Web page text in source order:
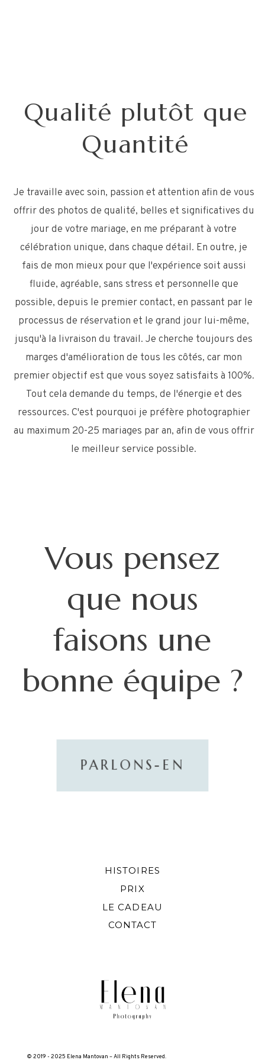
Qualité plutôt que
Quantité
Je travaille avec soin, passion et attention afin de vous
offrir des photos de qualité, belles et significatives du
jour de votre mariage, en me préparant à votre
célébration unique, dans chaque détail. En outre, je
fais de mon mieux pour que l'expérience soit aussi
fluide, agréable, sans stress et personnelle que
possible, depuis le premier contact, en passant par le
processus de réservation et le grand jour lui-même,
jusqu'à la livraison du travail. Je cherche toujours des
marges d'amélioration de tous les côtés, car mon
premier objectif est que vous soyez satisfaits à 100%.
Tout cela demande du temps, de l'énergie et des
ressources. C'est pourquoi je préfère photographier
au maximum 20-25 mariages par an, afin de vous offrir
le meilleur service possible.
Vous pensez
que nous
faisons une
bonne équipe ?
PARLONS-EN
© 2019 - 2025 Elena Mantovan – All Rights Reserved.
HISTOIRES
PRIX
LE CADEAU
CONTACT